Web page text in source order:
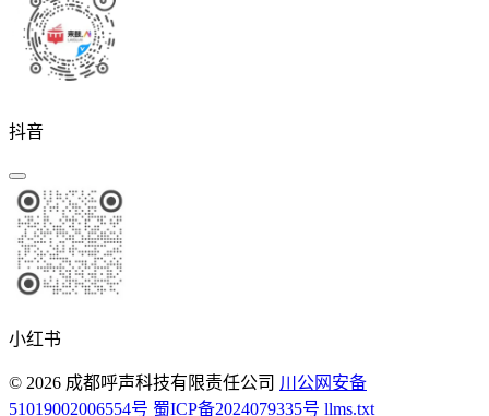
抖音
小红书
© 2026 成都呼声科技有限责任公司 川公网安备
51019002006554号 蜀ICP备2024079335号 llms.txt